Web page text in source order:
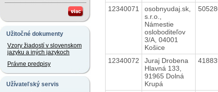
Užitočné dokumenty
Vzory žiadostí v slovenskom
jazyku a iných jazykoch
Právne predpisy
Užívateľský servis
12340071
osobnyudaj.sk,
s.r.o.,
Námestie
osloboditeľov
3/A, 04001
Košice
12340072
Juraj Drobena
Hlavná 133,
91965 Dolná
Krupá